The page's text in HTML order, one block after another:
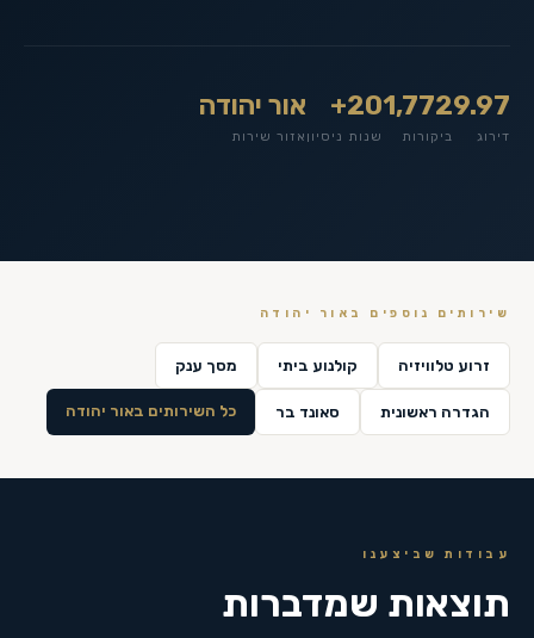
9.97
דירוג
1,772
ביקורות
20+
שנות ניסיון
אור יהודה
אזור שירות
שירותים נוספים ב אור יהודה
זרוע טלוויזיה קולנוע ביתי מסך ענק
הגדרה ראשונית סאונד בר כל השירותים באור יהודה
עבודות שביצענו
תוצאות שמדברות